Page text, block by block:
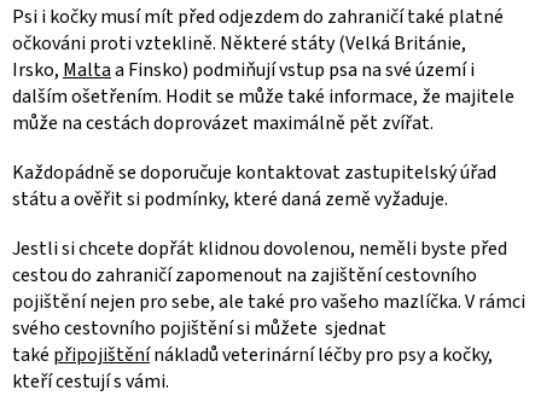
Psi i kočky musí mít před odjezdem do zahraničí také platné
očkováni proti vzteklině. Některé státy (Velká Británie,
Irsko, Maltaa Finsko) podmiňují vstup psa na své území i
dalším ošetřením. Hodit se může také informace, že majitele
může na cestách doprovázet maximálně pět zvířat.
Každopádně se doporučuje kontaktovat zastupitelský úřad
státu a ověřit si podmínky, které daná země vyžaduje.
Jestli si chcete dopřát klidnou dovolenou, neměli byste před
cestou do zahraničí zapomenout na zajištění cestovního
pojištění nejen pro sebe, ale také pro vašeho mazlíčka. V rámci
svého cestovního pojištění si můžete sjednat
také připojištěnínákladů veterinární léčby pro psy a kočky,
kteří cestují s vámi.